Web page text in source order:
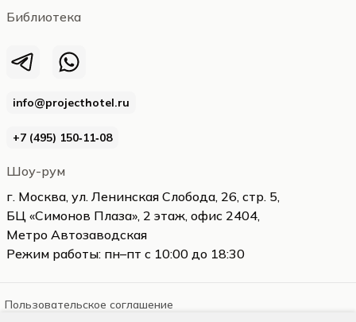
info@projecthotel.ru
+7 (495) 150‑11‑08
Шоу-рум
г. Москва, ул. Ленинская Слобода, 26, стр. 5,
БЦ «Симонов Плаза», 2 этаж, офис 2404,
Метро Автозаводская
Режим работы: пн–пт с 10:00 до 18:30
Библиотека
Пользовательское соглашение